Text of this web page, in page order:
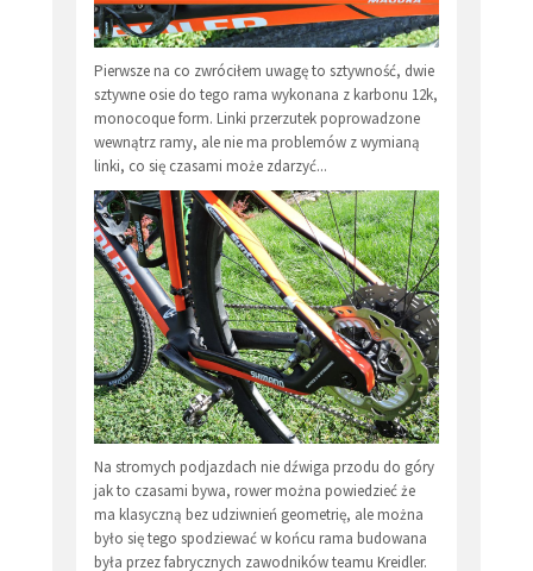
Pierwsze na co zwróciłem uwagę to sztywność, dwie
sztywne osie do tego rama wykonana z karbonu 12k,
monocoque form. Linki przerzutek poprowadzone
wewnątrz ramy, ale nie ma problemów z wymianą
linki, co się czasami może zdarzyć...
Na stromych podjazdach nie dźwiga przodu do góry
jak to czasami bywa, rower można powiedzieć że
ma klasyczną bez udziwnień geometrię, ale można
było się tego spodziewać w końcu rama budowana
była przez fabrycznych zawodników teamu Kreidler.